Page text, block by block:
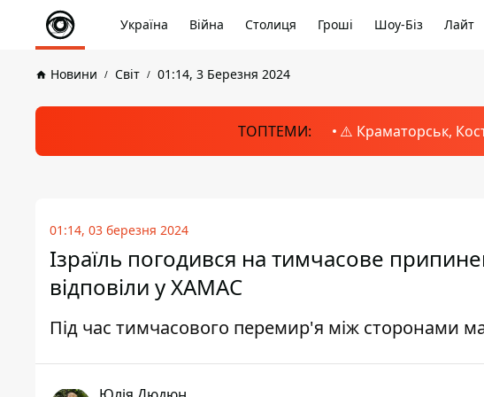
Україна Війна Столиця Гроші Шоу-Біз Лайт
Новини Світ 01:14, 3 Березня 2024
ТОПТЕМИ: ⚠️ Краматорськ,
01:14, 03 березня 2024
Ізраїль погодився на тимчасове
відповіли у ХАМАС
Під час тимчасового перемир'я між сторонами